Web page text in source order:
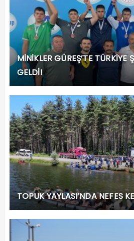
MİNİKLER GÜREŞ’TE TÜRKİYE
GELDİ!
TOPUK YAYLASI’NDA NEFES